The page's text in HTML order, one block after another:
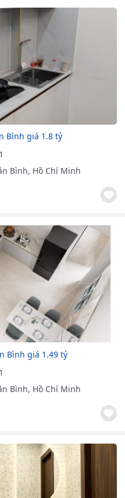
Bình giá 1.8 tỷ
1
Bình, Hồ Chí Minh
Bình giá 1.49 tỷ
1
Bình, Hồ Chí Minh